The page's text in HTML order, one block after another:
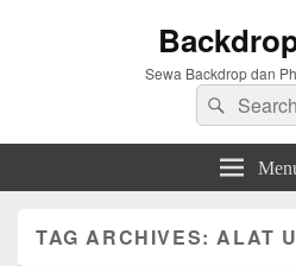
Sewa Backdrop dan
Search
for:
Search
TAG ARCHIVES:ALAT